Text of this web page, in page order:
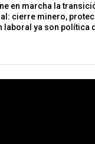
en marcha la
cierre minero,
laboral ya son política